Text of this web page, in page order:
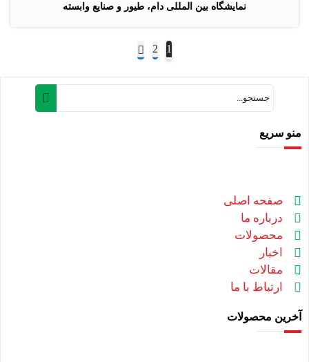
نمایشگاه بین المللی دام، طیور و صنایع وابسته
1
2
منو سریع
صفحه اصلی
درباره ما
محصولات
اخبار
مقالات
ارتباط با ما
آخرین محصولات